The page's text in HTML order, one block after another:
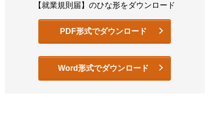
【就業規則届】のひな形をダウンロード
PDF形式でダウンロード
Word形式でダウンロード